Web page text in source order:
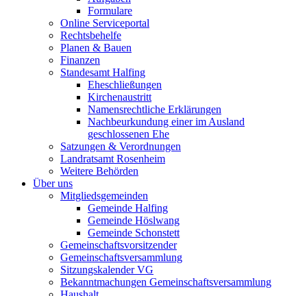
Formulare
Online Serviceportal
Rechtsbehelfe
Planen & Bauen
Finanzen
Standesamt Halfing
Eheschließungen
Kirchenaustritt
Namensrechtliche Erklärungen
Nachbeurkundung einer im Ausland
geschlossenen Ehe
Satzungen & Verordnungen
Landratsamt Rosenheim
Weitere Behörden
Über uns
Mitgliedsgemeinden
Gemeinde Halfing
Gemeinde Höslwang
Gemeinde Schonstett
Gemeinschaftsvorsitzender
Gemeinschaftsversammlung
Sitzungskalender VG
Bekanntmachungen Gemeinschaftsversammlung